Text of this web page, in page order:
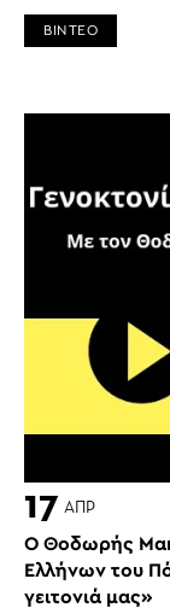
ΒΙΝΤΕΟ
17 ΑΠΡ
Ο Θοδωρής
Ελλήνων του
γειτονιά μας»